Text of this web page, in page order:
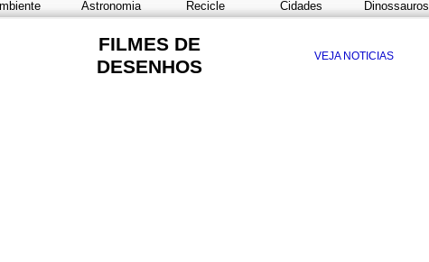
Astronomia Recicle Cidades Dinossauros
FILMES DE
DESENHOS
VEJA NOTICIAS